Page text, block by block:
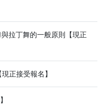
拉丁舞的一般原則【現正
正接受報名】